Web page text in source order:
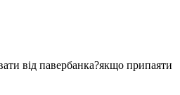
від павербанка?якщо припаяти